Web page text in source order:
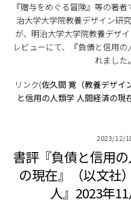
『贈与をめぐる冒険』等の著
治大学大学院教養デザイン研
が、明治大学大学院教養デザ
レビューにて、『負債と信用
れました。
リンク(佐久間 寛（教養デザイ
と信用の人類学 人間経済の現
2023/12/
書評『負債と信用の
の現在』（以文
人』2023年